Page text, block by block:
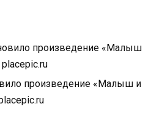
произведение «Малыш и